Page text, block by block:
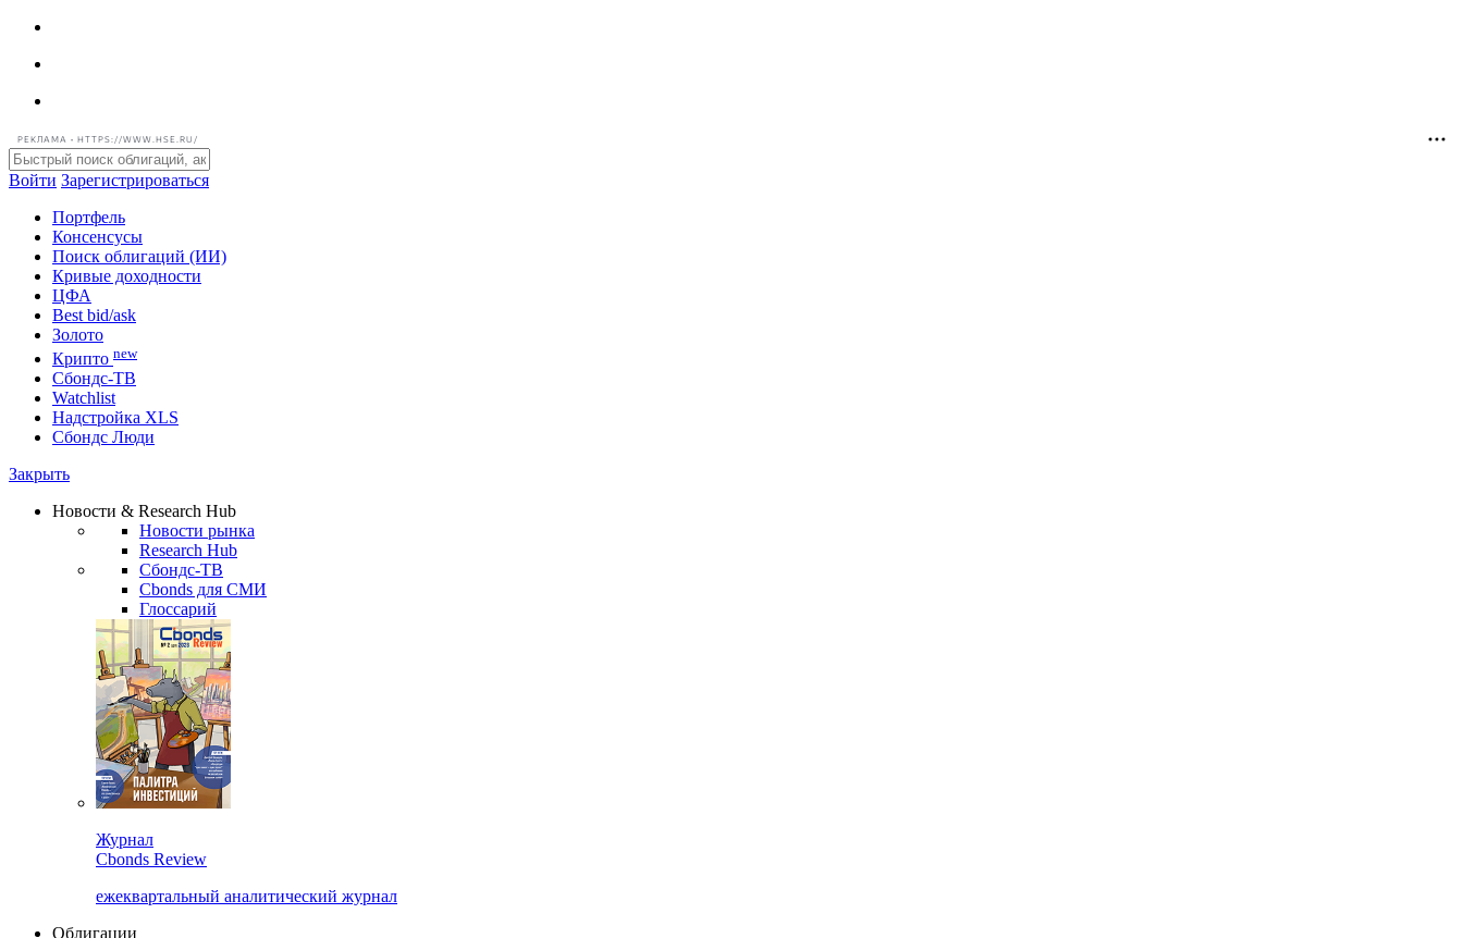
РЕКЛАМА • HTTPS://WWW.HSE.RU/
Войти Зарегистрироваться
Портфель
Консенсусы
Поиск облигаций (ИИ)
Кривые доходности
ЦФА
Best bid/ask
Золото
Криптоnew
Сбондс-ТВ
Надстройка XLS
Сбондс Люди
Новости & Research Hub
Новости рынка
Research Hub
Сбондс-ТВ
Cbonds для СМИ
Глоссарий
Журнал
Cbonds Review